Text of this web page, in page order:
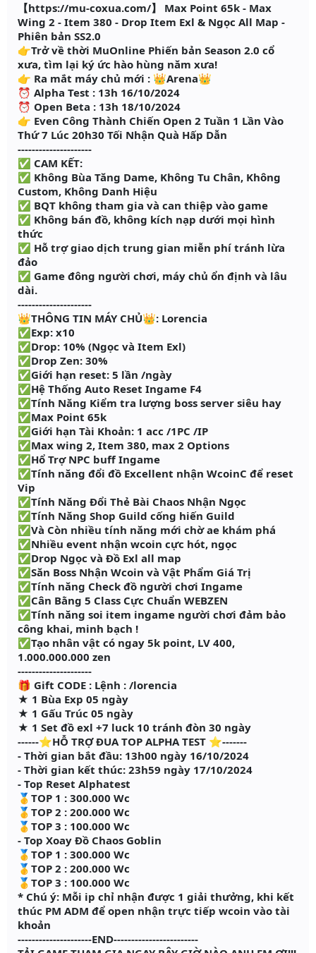
【https://mu-coxua.com/】 Max Point 65k - Max
Wing 2 - Item 380 - Drop Item Exl & Ngọc All Map -
Phiên bản SS2.0
👉Trở về thời MuOnline Phiến bản Season 2.0 cổ
xưa, tìm lại ký ức hào hùng năm xưa!
👉 Ra mắt máy chủ mới : 👑Arena👑
⏰ Alpha Test : 13h 16/10/2024
⏰ Open Beta : 13h 18/10/2024
👉 Even Công Thành Chiến Open 2 Tuần 1 Lần Vào
Thứ 7 Lúc 20h30 Tối Nhận Quà Hấp Dẫn
---------------------
✅ CAM KẾT:
✅ Không Bùa Tăng Dame, Không Tu Chân, Không
Custom, Không Danh Hiệu
✅ BQT không tham gia và can thiệp vào game
✅ Không bán đồ, không kích nạp dưới mọi hình
thức
✅ Hỗ trợ giao dịch trung gian miễn phí tránh lừa
đảo
✅ Game đông người chơi, máy chủ ổn định và lâu
dài.
---------------------
👑THÔNG TIN MÁY CHỦ👑: Lorencia
✅Exp: x10
✅Drop: 10% (Ngọc và Item Exl)
✅Drop Zen: 30%
✅Giới hạn reset: 5 lần /ngày
✅Hệ Thống Auto Reset Ingame F4
✅Tính Năng Kiểm tra lượng boss server siêu hay
✅Max Point 65k
✅Giới hạn Tài Khoản: 1 acc /1PC /IP
✅Max wing 2, Item 380, max 2 Options
✅Hổ Trợ NPC buff Ingame
✅Tính năng đổi đồ Excellent nhận WcoinC để reset
Vip
✅Tính Năng Đổi Thẻ Bài Chaos Nhận Ngọc
✅Tính Năng Shop Guild cống hiến Guild
✅Và Còn nhiều tính năng mới chờ ae khám phá
✅Nhiều event nhận wcoin cực hót, ngọc
✅Drop Ngọc và Đồ Exl all map
✅Săn Boss Nhận Wcoin và Vật Phẩm Giá Trị
✅Tính năng Check đồ người chơi Ingame
✅Cân Bằng 5 Class Cực Chuẩn WEBZEN
✅Tính năng soi item ingame người chơi đảm bảo
công khai, minh bạch !
✅Tạo nhân vật có ngay 5k point, LV 400,
1.000.000.000 zen
---------------------
🎁 Gift CODE : Lệnh : /lorencia
★ 1 Bùa Exp 05 ngày
★ 1 Gấu Trúc 05 ngày
★ 1 Set đồ exl +7 luck 10 tránh đòn 30 ngày
------⭐HỖ TRỢ ĐUA TOP ALPHA TEST ⭐-------
- Thời gian bắt đầu: 13h00 ngày 16/10/2024
- Thời gian kết thúc: 23h59 ngày 17/10/2024
- Top Reset Alphatest
🥇TOP 1 : 300.000 Wc
🥇TOP 2 : 200.000 Wc
🥇TOP 3 : 100.000 Wc
- Top Xoay Đồ Chaos Goblin
🥇TOP 1 : 300.000 Wc
🥇TOP 2 : 200.000 Wc
🥇TOP 3 : 100.000 Wc
* Chú ý: Mỗi ip chỉ nhận được 1 giải thưởng, khi kết
thúc PM ADM để open nhận trực tiếp wcoin vào tài
khoản
---------------------END------------------------